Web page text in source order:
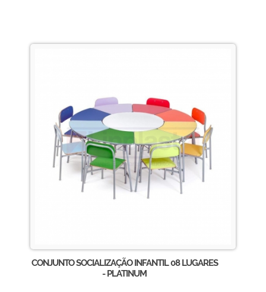
CONJUNTO SOCIALIZAÇÃO INFANTIL 08 LUGARES
- PLATINUM